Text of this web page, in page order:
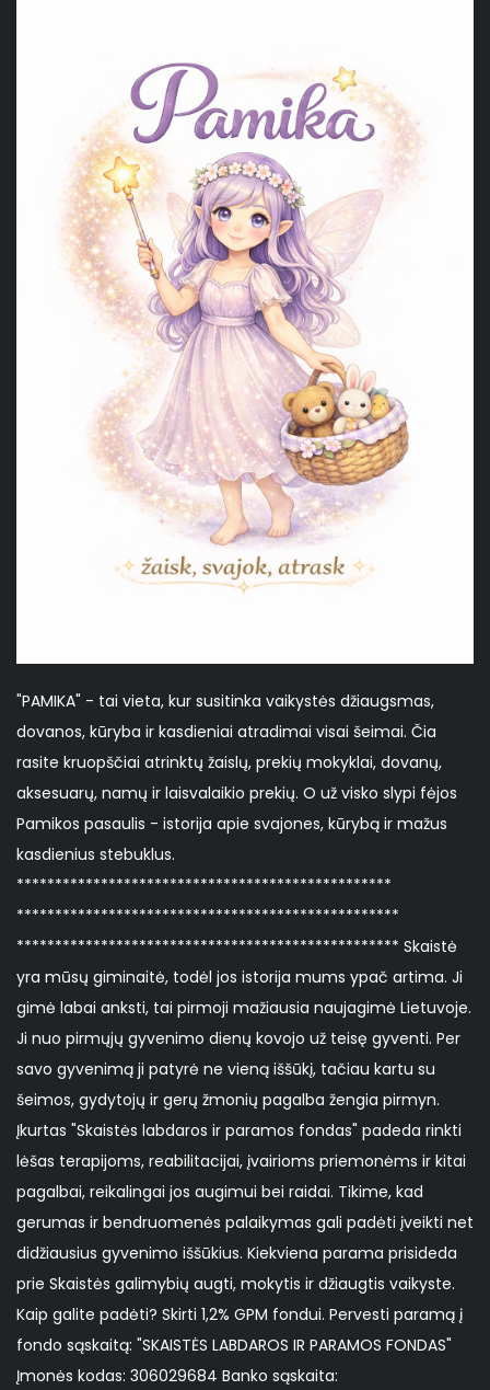
"PAMIKA" - tai vieta, kur susitinka vaikystės džiaugsmas,
dovanos, kūryba ir kasdieniai atradimai visai šeimai. Čia
rasite kruopščiai atrinktų žaislų, prekių mokyklai, dovanų,
aksesuarų, namų ir laisvalaikio prekių. O už visko slypi fėjos
Pamikos pasaulis - istorija apie svajones, kūrybą ir mažus
kasdienius stebuklus.
*************************************************
**************************************************
************************************************** Skaistė
yra mūsų giminaitė, todėl jos istorija mums ypač artima. Ji
gimė labai anksti, tai pirmoji mažiausia naujagimė Lietuvoje.
Ji nuo pirmųjų gyvenimo dienų kovojo už teisę gyventi. Per
savo gyvenimą ji patyrė ne vieną iššūkį, tačiau kartu su
šeimos, gydytojų ir gerų žmonių pagalba žengia pirmyn.
Įkurtas "Skaistės labdaros ir paramos fondas" padeda rinkti
lėšas terapijoms, reabilitacijai, įvairioms priemonėms ir kitai
pagalbai, reikalingai jos augimui bei raidai. Tikime, kad
gerumas ir bendruomenės palaikymas gali padėti įveikti net
didžiausius gyvenimo iššūkius. Kiekviena parama prisideda
prie Skaistės galimybių augti, mokytis ir džiaugtis vaikyste.
Kaip galite padėti? Skirti 1,2% GPM fondui. Pervesti paramą į
fondo sąskaitą: "SKAISTĖS LABDAROS IR PARAMOS FONDAS"
Įmonės kodas: 306029684 Banko sąskaita: